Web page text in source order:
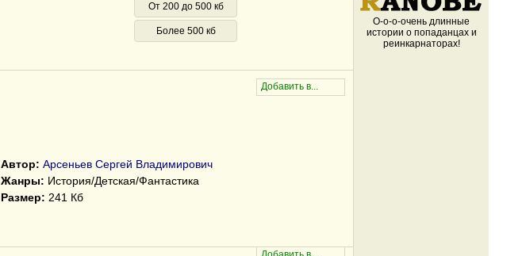
От 200 до 500 кб
Более 500 кб
Автор: Арсеньев Сергей Владимирович
Жанры: История/Детская/Фантастика
Размер: 241 Кб
О-о-о-очень длинные
истории о попаданцах и
реинкарнаторах!